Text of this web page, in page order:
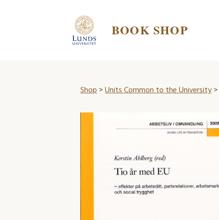
BOOK SHOP
Shop>Units Common to the University>